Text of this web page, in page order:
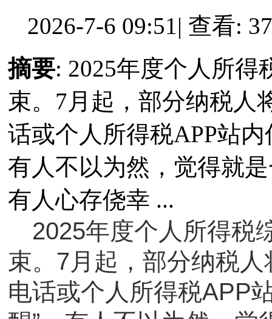
2026-7-6 09:51| 查看:
摘要: 2025年度个人所得
束。7月起，部分纳税人
话或个人所得税APP站
有人不以为然，觉得就
有人心存侥幸 ...
2025年度个人所得税
束。7月起，部分纳税
电话或个人所得税APP